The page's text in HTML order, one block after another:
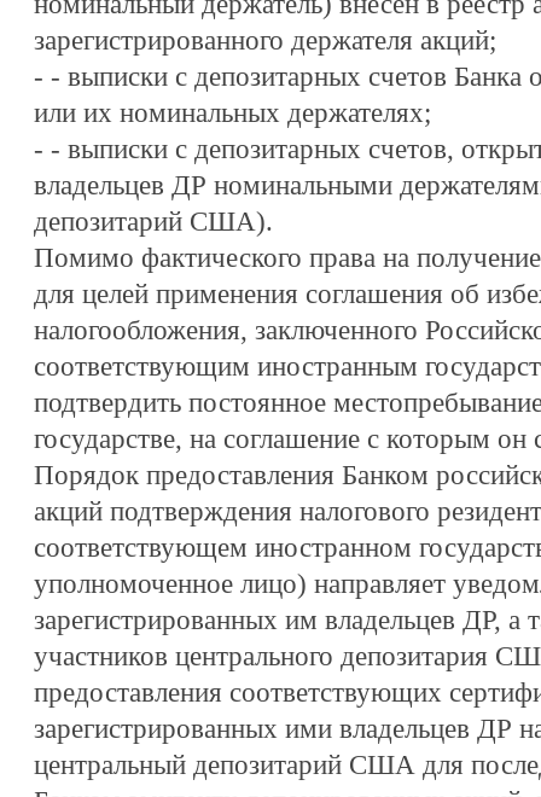
зарегистрированного держателя акций;
- - выписки с депозитарных счетов Банка
или их номинальных держателях;
- - выписки с депозитарных счетов,
владельцев ДР номинальными
депозитарий США).
Помимо фактического права на
для целей применения соглашения об
налогообложения, заключенного
соответствующим иностранным
подтвердить постоянное
государстве, на соглашение с которым он
Порядок предоставления Банком
акций подтверждения налогового
соответствующем иностранном
уполномоченное лицо) направляет
зарегистрированных им владельцев ДР, а
участников центрального депозитария
предоставления соответствующих
зарегистрированных ими владельцев ДР
центральный депозитарий США для